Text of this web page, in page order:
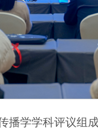
学学科评议组